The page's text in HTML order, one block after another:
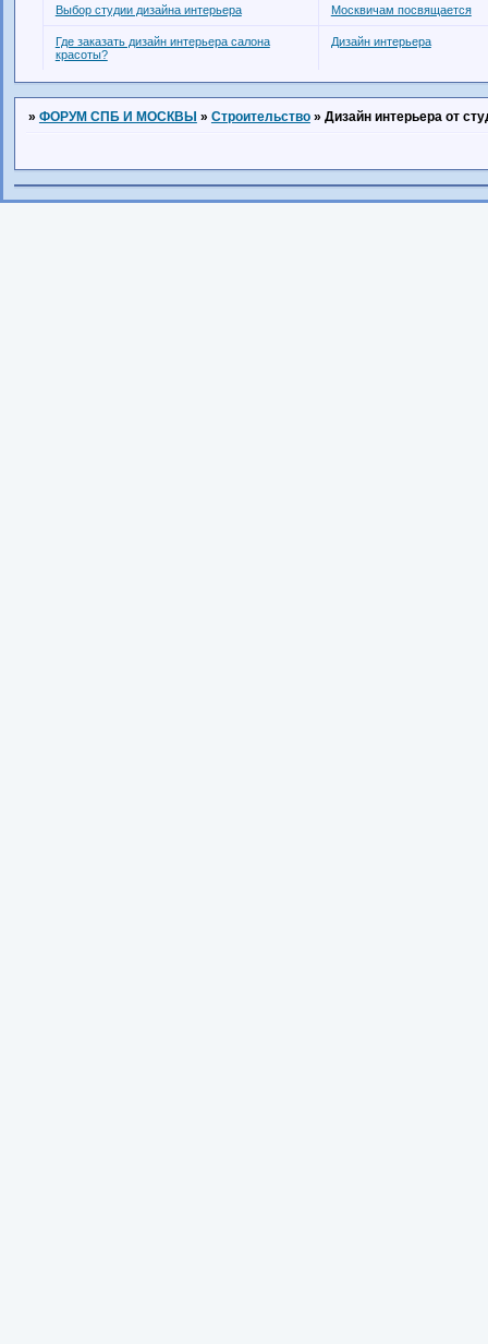
Выбор студии дизайна интерьера Москвичам посвящается
Где заказать дизайн интерьера салона
красоты?
Дизайн интерьера
» ФОРУМ СПБ И МОСКВЫ » Строительство » Дизайн интерьера от